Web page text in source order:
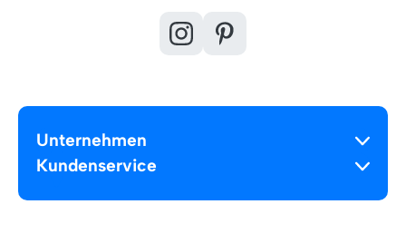
Unternehmen
Kundenservice